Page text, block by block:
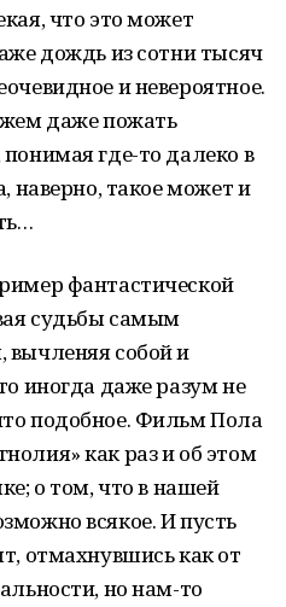
что это может
дождь из сотни тысяч
и невероятное.
даже пожать
где-то далеко в
наверно, такое может и
фантастической
судьбы самым
вычленяя собой и
иногда даже разум не
подобное. Фильм Пола
как раз и об этом
о том, что в нашей
всякое. И пусть
отмахнувшись как от
но нам-то